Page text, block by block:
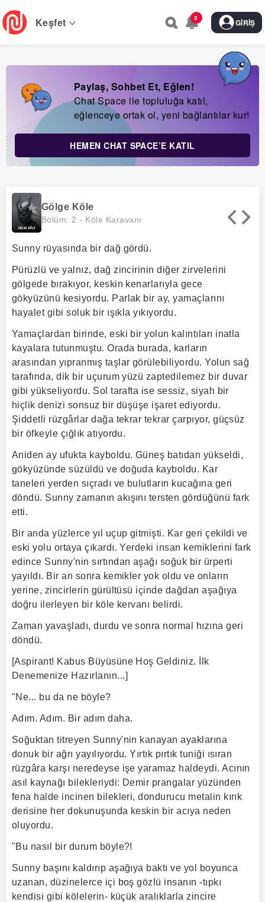
Skip
to
main
Keşfet 3 GIRIŞ
Paylaş, Sohbet Et, Eğlen!
Chat Space ile topluluğa katıl,
eğlenceye ortak ol, yeni bağlantılar kur!
HEMEN CHAT SPACE’E KATIL
Gölge Köle
Bölüm: 2 - Köle Karavanı
Sunny rüyasında bir dağ gördü.
Pürüzlü ve yalnız, dağ zincirinin diğer zirvelerini
gölgede bırakıyor, keskin kenarlarıyla gece
gökyüzünü kesiyordu. Parlak bir ay, yamaçlarını
hayalet gibi soluk bir ışıkla yıkıyordu.
Yamaçlardan birinde, eski bir yolun kalıntıları inatla
kayalara tutunmuştu. Orada burada, karların
arasından yıpranmış taşlar görülebiliyordu. Yolun sağ
tarafında, dik bir uçurum yüzü zaptedilemez bir duvar
gibi yükseliyordu. Sol tarafta ise sessiz, siyah bir
hiçlik denizi sonsuz bir düşüşe işaret ediyordu.
Şiddetli rüzgârlar dağa tekrar tekrar çarpıyor, güçsüz
bir öfkeyle çığlık atıyordu.
Aniden ay ufukta kayboldu. Güneş batıdan yükseldi,
gökyüzünde süzüldü ve doğuda kayboldu. Kar
taneleri yerden sıçradı ve bulutların kucağına geri
döndü. Sunny zamanın akışını tersten gördüğünü fark
etti.
Bir anda yüzlerce yıl uçup gitmişti. Kar geri çekildi ve
eski yolu ortaya çıkardı. Yerdeki insan kemiklerini fark
edince Sunny'nin sırtından aşağı soğuk bir ürperti
yayıldı. Bir an sonra kemikler yok oldu ve onların
yerine, zincirlerin gürültüsü içinde dağdan aşağıya
doğru ilerleyen bir köle kervanı belirdi.
Zaman yavaşladı, durdu ve sonra normal hızına geri
döndü.
[Aspirant! Kabus Büyüsüne Hoş Geldiniz. İlk
Denemenize Hazırlanın...]
"Ne... bu da ne böyle?
Adım. Adım. Bir adım daha.
Soğuktan titreyen Sunny'nin kanayan ayaklarına
donuk bir ağrı yayılıyordu. Yırtık pırtık tuniği ısıran
rüzgâra karşı neredeyse işe yaramaz haldeydi. Acının
asıl kaynağı bilekleriydi: Demir prangalar yüzünden
fena halde incinen bilekleri, dondurucu metalin kırık
derisine her dokunuşunda keskin bir acıya neden
oluyordu.
"Bu nasıl bir durum böyle?!
Sunny başını kaldırıp aşağıya baktı ve yol boyunca
uzanan, düzinelerce içi boş gözlü insanın -tıpkı
kendisi gibi kölelerin- küçük aralıklarla zincire